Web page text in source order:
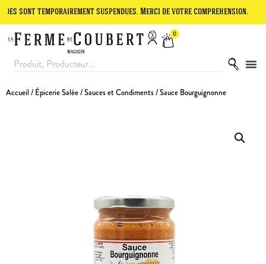
suspendues. Merci de votre compréhension. Le site
0
Accueil / Épicerie Salée/Sauces et Condiments/ Sauce Bourguignonne